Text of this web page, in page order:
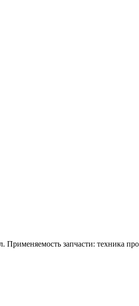
Применяемость запчасти: техника